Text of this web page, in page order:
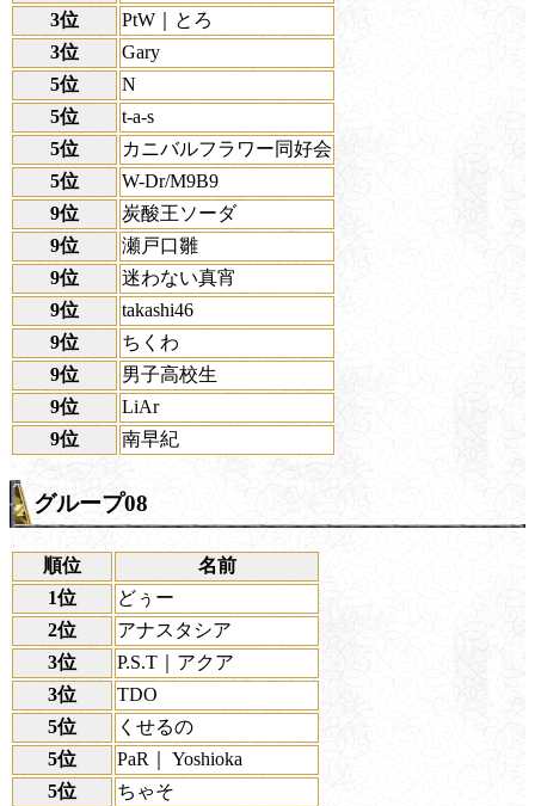
3位
PtW｜とろ
3位
Gary
5位
N
5位
t-a-s
5位
カニバルフラワー同好会
5位
W-Dr/M9B9
9位
炭酸王ソーダ
9位
瀬戸口雛
9位
迷わない真宵
9位
takashi46
9位
ちくわ
9位
男子高校生
9位
LiAr
9位
南早紀
グループ08
順位
名前
1位
どぅー
2位
アナスタシア
3位
P.S.T｜アクア
3位
TDO
5位
くせるの
5位
PaR｜ Yoshioka
5位
ちゃそ